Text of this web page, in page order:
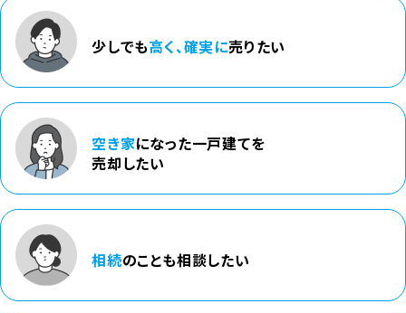
少しでも高く、確実に売りたい
空き家になった一戸建てを
売却したい
相続のことも相談したい